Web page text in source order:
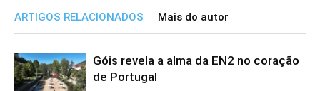
ARTIGOS RELACIONADOS Mais do autor
Góis revela a alma da EN2 no coração
de Portugal